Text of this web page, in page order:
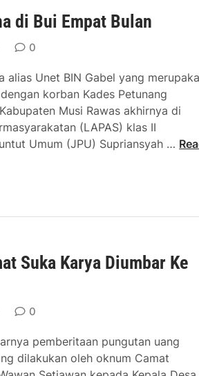
di Bui Empat Bulan
0
alias Unet BIN Gabel yang
korban Kades Petunang
Musi Rawas akhirnya di
(LAPAS) klas II
Umum (JPU) Supriansyah … P
M
u
Suka Karya Diumbar Ke
0
pemberitaan pungutan uang
dilakukan oleh oknum Camat